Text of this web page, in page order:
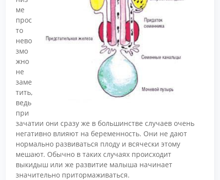
ме
прос
то
нево
змо
жно
не
заме
тить,
ведь
при
зачатии они сразу же в большинстве случаев очень
негативно влияют на беременность. Они не дают
нормально развиваться плоду и всячески этому
мешают. Обычно в таких случаях происходит
выкидыш или же развитие малыша начинает
значительно притормаживаться.